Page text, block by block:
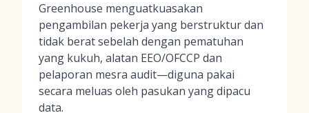
Greenhouse menguatkuasakan
pengambilan pekerja yang berstruktur dan
tidak berat sebelah dengan pematuhan
yang kukuh, alatan EEO/OFCCP dan
pelaporan mesra audit—diguna pakai
secara meluas oleh pasukan yang dipacu
data.